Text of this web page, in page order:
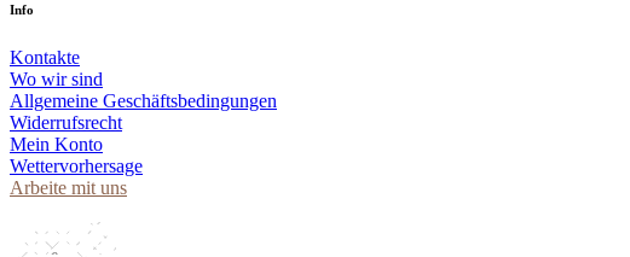
Info
Kontakte
Wo wir sind
Allgemeine Geschäftsbedingungen
Widerrufsrecht
Mein Konto
Wettervorhersage
Arbeite mit uns